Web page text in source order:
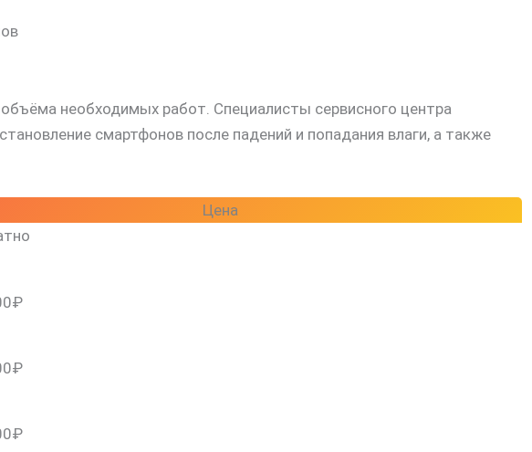
необходимых работ. Специалисты сервисного центра
смартфонов после падений и попадания влаги, а также
Цена